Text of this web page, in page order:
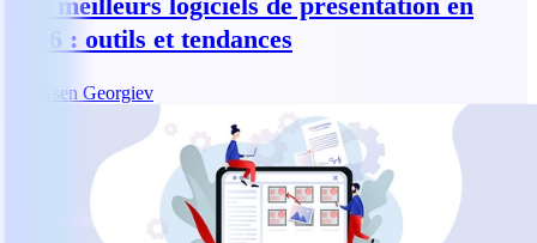
2026 : outils et tendances
Asen Georgiev